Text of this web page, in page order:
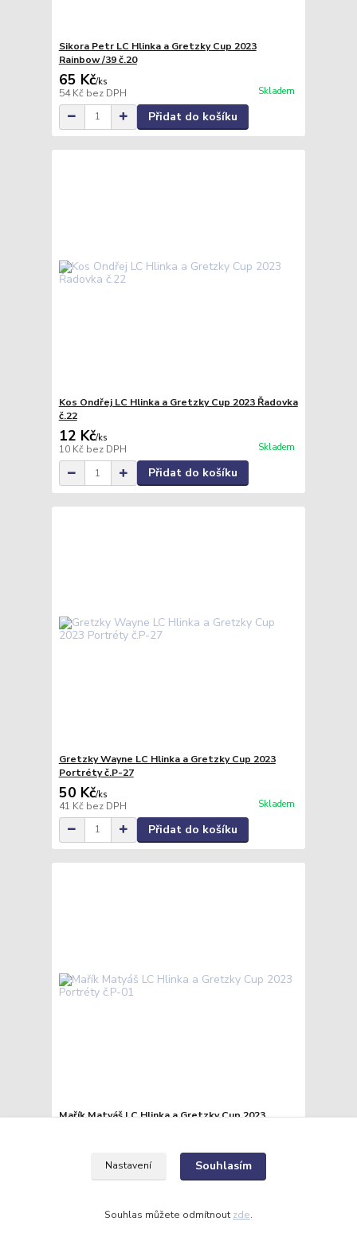
Sikora Petr LC Hlinka a Gretzky Cup 2023
Rainbow /39 č.20
65 Kč/ks
54 Kč bez DPH Skladem
Přidat do košíku
Kos Ondřej LC Hlinka a Gretzky Cup 2023 Řadovka
č.22
12 Kč/ks
10 Kč bez DPH Skladem
Přidat do košíku
Gretzky Wayne LC Hlinka a Gretzky Cup 2023
Portréty č.P-27
50 Kč/ks
41 Kč bez DPH Skladem
Přidat do košíku
Mařík Matyáš LC Hlinka a Gretzky Cup 2023
bez DPH
Přidat do košíku
Nastavení Souhlasím
Souhlas můžete odmítnout zde.